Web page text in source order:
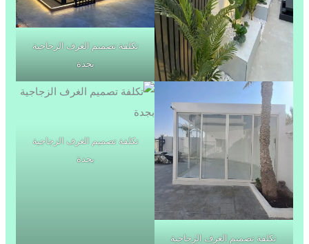
تكلفة تصميم الغرف الزجاجية
بجدة
تكلفة تصميم الغرف الزجاجية
تكلفة تصميم الغرف الزجاجية
بجدة